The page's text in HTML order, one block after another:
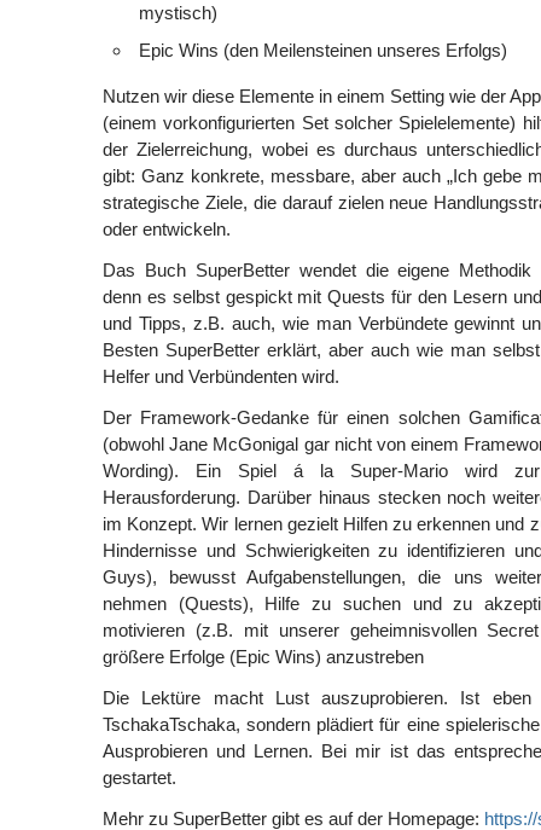
mystisch)
Epic Wins (den Meilensteinen unseres Erfolgs)
Nutzen wir diese Elemente in einem Setting wie der
(einem vorkonfigurierten Set solcher Spielelemente)
der Zielerreichung, wobei es durchaus
gibt: Ganz konkrete, messbare, aber auch „Ich gebe
strategische Ziele, die darauf zielen neue
oder entwickeln.
Das Buch SuperBetter wendet die eigene Methodik
denn es selbst gespickt mit Quests für den Lesern
und Tipps, z.B. auch, wie man Verbündete gewinnt
Besten SuperBetter erklärt, aber auch wie man
Helfer und Verbündenten wird.
Der Framework-Gedanke für einen solchen
(obwohl Jane McGonigal gar nicht von einem
Wording). Ein Spiel á la Super-Mario wird
Herausforderung. Darüber hinaus stecken noch
im Konzept. Wir lernen gezielt Hilfen zu erkennen und
Hindernisse und Schwierigkeiten zu identifizieren
Guys), bewusst Aufgabenstellungen, die uns
nehmen (Quests), Hilfe zu suchen und zu
motivieren (z.B. mit unserer geheimnisvollen
größere Erfolge (Epic Wins) anzustreben
Die Lektüre macht Lust auszuprobieren. Ist eben
TschakaTschaka, sondern plädiert für eine
Ausprobieren und Lernen. Bei mir ist das
gestartet.
Mehr zu SuperBetter gibt es auf der Homepage: